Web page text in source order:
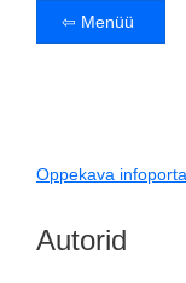
⇦ Menüü
Oppekava
Autorid